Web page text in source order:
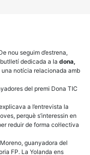
nou seguim d’estrena,
dedicada a la dona,
una notícia relacionada amb
del premi Dona TIC
a l’entrevista la
perquè s’interessin en
reduir de forma col·lectiva
guanyadora del
FP. La Yolanda ens